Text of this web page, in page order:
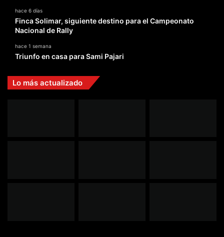
hace 6 días
Finca Solimar, siguiente destino para el Campeonato
Nacional de Rally
hace 1 semana
Triunfo en casa para Sami Pajari
Lo más actualizado